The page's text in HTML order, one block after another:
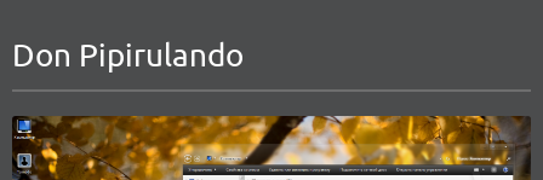
Don Pipirulando